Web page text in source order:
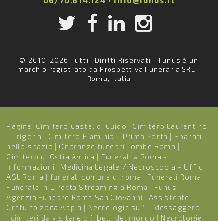
© 2010-2026 Tutti i Diritti Riservati - Funus è un
marchio registrato da Prospettiva Funeraria SRL -
Roma, Italia
Pagine: Cimitero Castel di Guido
Cimitero Laurentino
- Trigoria
Cimitero Flaminio - Prima Porta
Sparati
nello spazio
Onoranze funebri Tombe Roma
Cimitero di Ostia Antica
Funerali a Roma -
Informazioni
Medicina Legale / Necroscopia - Uffici
ASL Roma
funerali comune di roma Funerali Roma
Funerale in Diretta Streaming a Roma
Funus -
Agenzia Funebre Roma San Giovanni
Assistente
Gratuito zona Appia
Necrologie su ''Il Messaggero''
I cimiteri da visitare più belli del mondo
Necrologie